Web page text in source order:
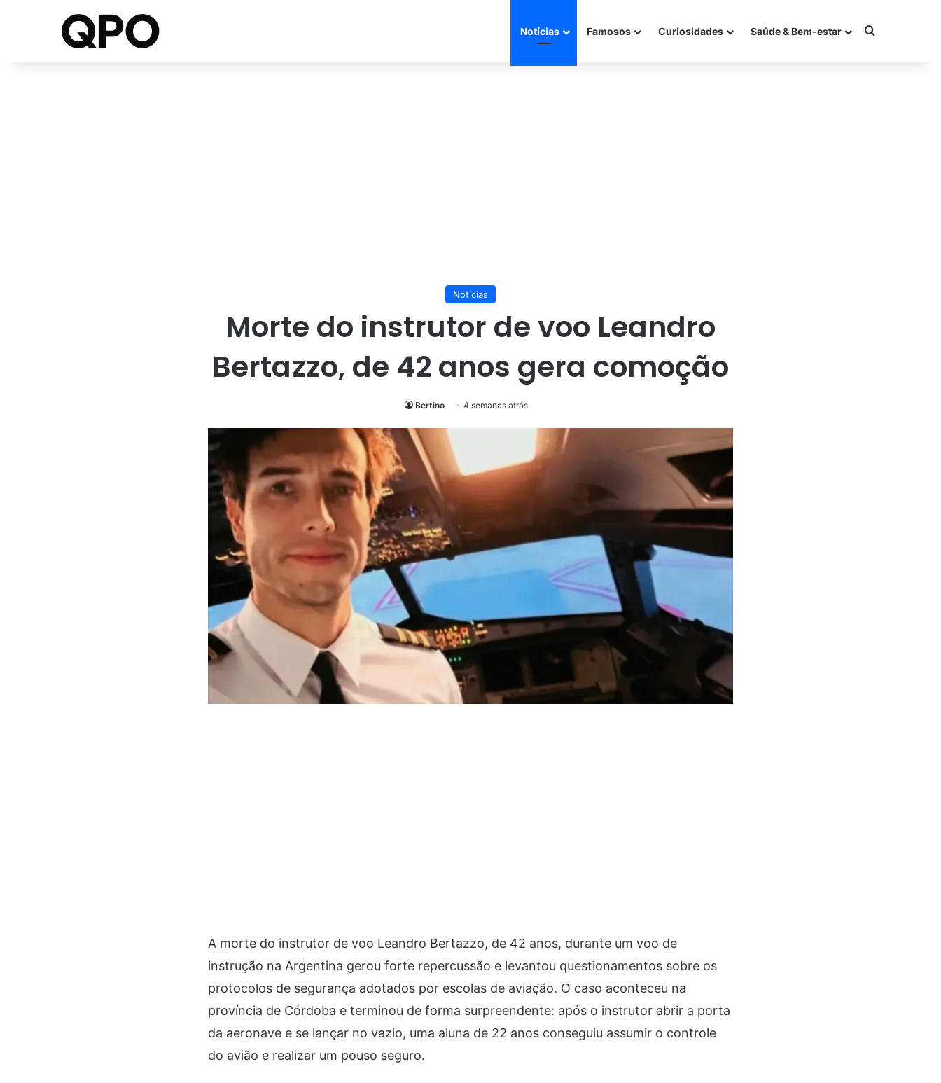
Notícias Famosos Curiosidades Saúde & Bem-estar Procurar por
Notícias
Morte do instrutor de voo Leandro
Bertazzo, de 42 anos gera comoção
Bertino 4 semanas atrás
A morte do instrutor de voo Leandro Bertazzo, de 42 anos, durante um voo de
instrução na Argentina gerou forte repercussão e levantou questionamentos sobre os
protocolos de segurança adotados por escolas de aviação. O caso aconteceu na
província de Córdoba e terminou de forma surpreendente: após o instrutor abrir a porta
da aeronave e se lançar no vazio, uma aluna de 22 anos conseguiu assumir o controle
do avião e realizar um pouso seguro.